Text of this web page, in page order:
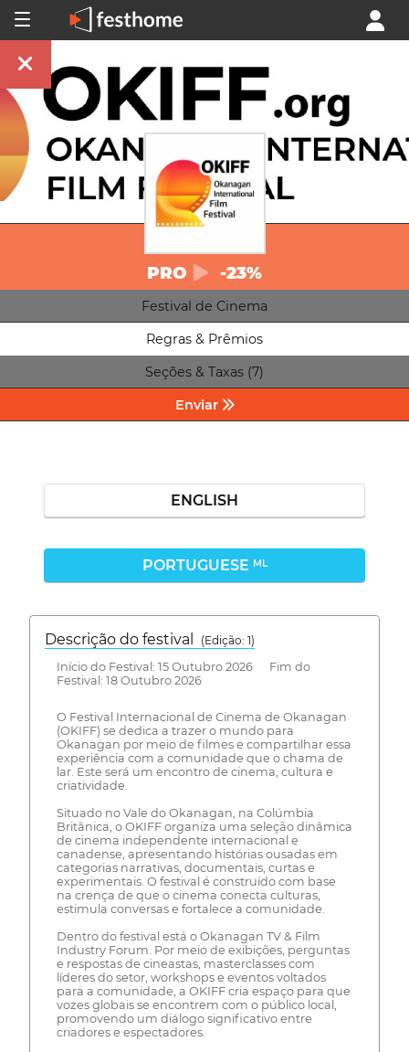
PRO -23%
Festival de Cinema
Regras & Prêmios
Seções & Taxas (7)
Enviar
ENGLISH
PORTUGUESE ML
Descrição do festival
(Edição: 1)
Início do Festival: 15 Outubro 2026 Fim do
Festival: 18 Outubro 2026
O Festival Internacional de Cinema de Okanagan
(OKIFF) se dedica a trazer o mundo para
Okanagan por meio de filmes e compartilhar essa
experiência com a comunidade que o chama de
lar. Este será um encontro de cinema, cultura e
criatividade.
Situado no Vale do Okanagan, na Colúmbia
Britânica, o OKIFF organiza uma seleção dinâmica
de cinema independente internacional e
canadense, apresentando histórias ousadas em
categorias narrativas, documentais, curtas e
experimentais. O festival é construído com base
na crença de que o cinema conecta culturas,
estimula conversas e fortalece a comunidade.
Dentro do festival está o Okanagan TV & Film
Industry Forum. Por meio de exibições, perguntas
e respostas de cineastas, masterclasses com
líderes do setor, workshops e eventos voltados
para a comunidade, a OKIFF cria espaço para que
vozes globais se encontrem com o público local,
promovendo um diálogo significativo entre
criadores e espectadores.